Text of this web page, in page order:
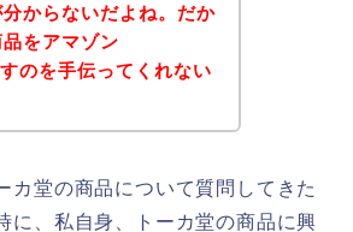
からないだよね。だか
をアマゾン
のを手伝ってくれない
カ堂の商品について質問してきた
に、私自身、トーカ堂の商品に興